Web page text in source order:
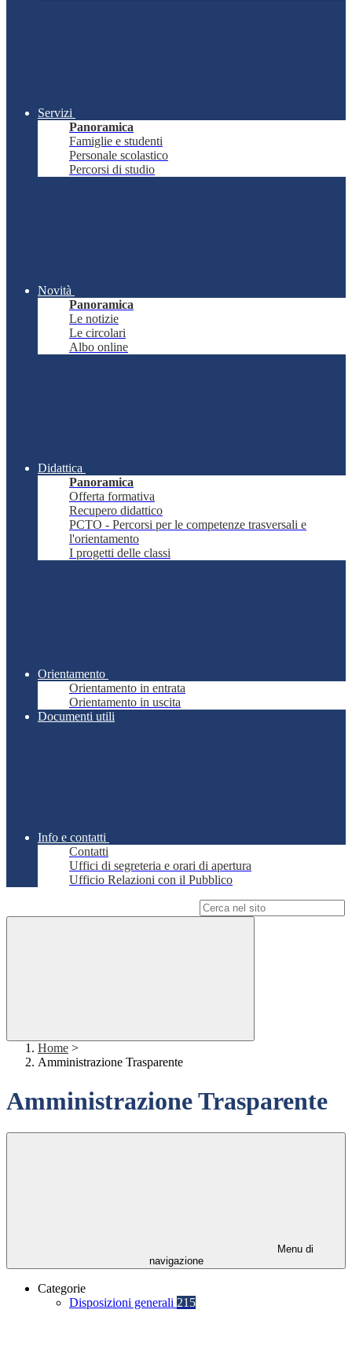
Servizi
Panoramica
Famiglie e studenti
Personale scolastico
Percorsi di studio
Novità
Panoramica
Le notizie
Le circolari
Albo online
Didattica
Panoramica
Offerta formativa
Recupero didattico
PCTO - Percorsi per le competenze trasversali e
l'orientamento
I progetti delle classi
Orientamento
Orientamento in entrata
Orientamento in uscita
Documenti utili
Info e contatti
Contatti
Uffici di segreteria e orari di apertura
Ufficio Relazioni con il Pubblico
Home >
Amministrazione Trasparente
Amministrazione Trasparente
Menu di
navigazione
Categorie
Disposizioni generali 215